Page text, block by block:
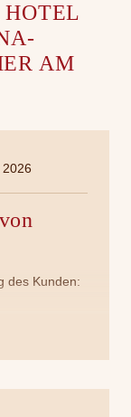
HOTEL
AM
des Kunden:
tollem
zum Hotel